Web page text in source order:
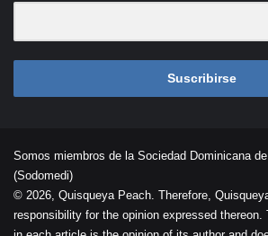
Suscribirse
Somos miembros de la Sociedad Dominicana
(Sodomedi)
© 2026, Quisqueya Peach. Therefore,
responsibility for the opinion expressed thereon.